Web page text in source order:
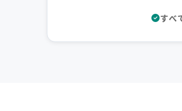
すべ